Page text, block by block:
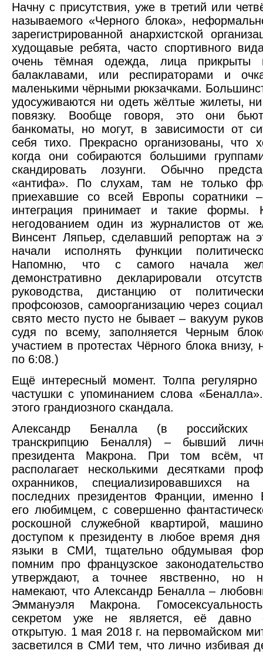
Начну с присутствия, уже в третий или
называемого «Черного блока»,
зарегистрированной анархистской
худощавые ребята, часто спортивного
очень тёмная одежда, лица прикрыты
балаклавами, или респираторами и
маленькими чёрными рюкзачками.
удосуживаются ни одеть жёлтые жилеты,
повязку. Вообще говоря, это они
банкоматы, но могут, в зависимости от
себя тихо. Прекрасно организованы, что
когда они собираются большими
скандировать лозунги. Обычно
«антифа». По слухам, там не только
приехавшие со всей Европы соратники –
интеграция принимает и такие формы.
негодованием один из журналистов от
Винсент Ляпьер, сделавший репортаж на
начали исполнять функции
Напомню, что с самого начала
демонстративно декларировали
руководства, дистанцию от
профсоюзов, самоорганизацию через
свято место пусто не бывает – вакуум
судя по всему, заполняется Черным
участием в протестах Чёрного блока внизу,
по 6:08.)
Ещё интересный момент. Толпа регулярно
частушки с упоминанием слова
этого грандиозного скандала.
Александр Беналла (в
транскрипцию Беналля) – бывший
президента Макрона. При том всём,
располагает несколькими десятками
охранников, специализировавшихся
последних президентов Франции, именно
его любимцем, с совершенно
роскошной служебной квартирой,
доступом к президенту в любое время
языки в СМИ, тщательно обдумывая
помним про французское
утверждают, а точнее явственно, но
намекают, что Александр Беналла –
Эммануэля Макрона.
секретом уже не является, её давно
открытую. 1 мая 2018 г. на первомайском
засветился в СМИ тем, что лично избивая